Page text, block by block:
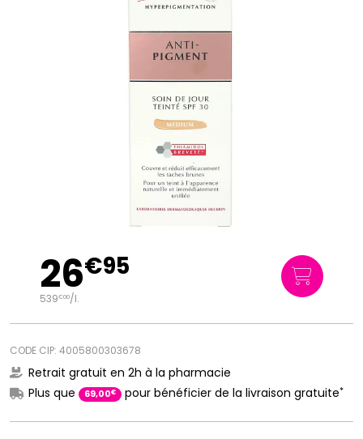
26€95
539€00/l.
CODE CIP: 4005800303678
Retrait gratuit en 2h à la pharmacie
Plus que
69,00€ pour bénéficier de la livraison gratuite*